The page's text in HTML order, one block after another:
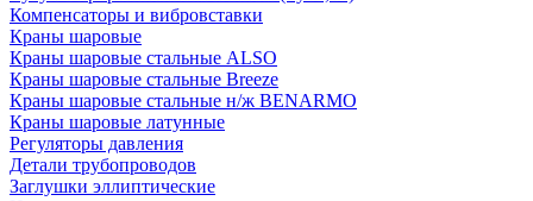
Компенсаторы и вибровставки
Краны шаровые
Краны шаровые стальные ALSO
Краны шаровые стальные Breeze
Краны шаровые стальные н/ж BENARMO
Краны шаровые латунные
Регуляторы давления
Детали трубопроводов
Заглушки эллиптические